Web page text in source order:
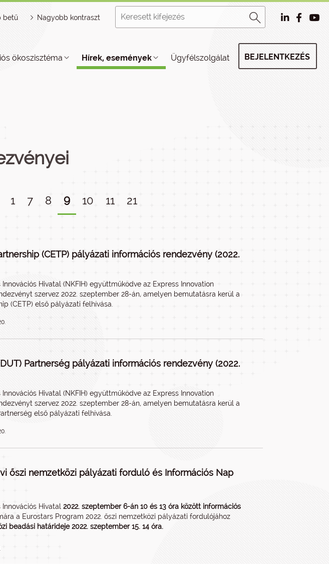
betű Nagyobb kontraszt
ökoszisztéma Hírek, események Ügyfélszolgálat BEJELENTKEZÉS
1 7 8 9 10 11 21
(CETP) pályázati információs rendezvény (2022.
Hivatal (NKFIH) együttműködve az Express Innovation
szervez 2022. szeptember 28-án, amelyen bemutatásra kerül a
(CETP) első pályázati felhívása.
Partnerség pályázati információs rendezvény (2022.
Hivatal (NKFIH) együttműködve az Express Innovation
szervez 2022. szeptember 28-án, amelyen bemutatásra kerül a
első pályázati felhívása.
őszi nemzetközi pályázati forduló és Információs Nap
Hivatal 2022. szeptember 6-án 10 és 13 óra között információs
a Eurostars Program 2022. őszi nemzetközi pályázati fordulójához
beadási határideje 2022. szeptember 15. 14 óra.